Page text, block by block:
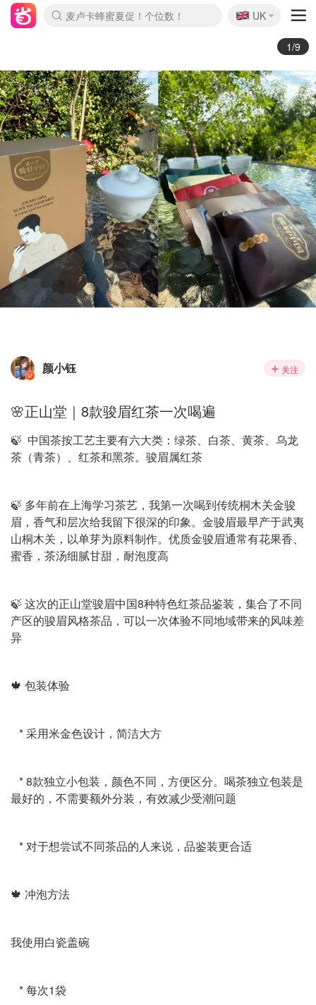
Prada/Miu 4.8折！
🇬🇧
UK
2/9
颜小钰 关注
🌸正山堂｜8款骏眉红茶一次喝遍
🍃 中国茶按工艺主要有六大类：绿茶、白茶、黄茶、乌龙
茶（青茶）、红茶和黑茶。骏眉属红茶
🍃 多年前在上海学习茶艺，我第一次喝到传统桐木关金骏
眉，香气和层次给我留下很深的印象。金骏眉最早产于武夷
山桐木关，以单芽为原料制作。优质金骏眉通常有花果香、
蜜香，茶汤细腻甘甜，耐泡度高
🍃 这次的正山堂骏眉中国8种特色红茶品鉴装，集合了不同
产区的骏眉风格茶品，可以一次体验不同地域带来的风味差
异
🍁 包装体验
* 采用米金色设计，简洁大方
* 8款独立小包装，颜色不同，方便区分。喝茶独立包装是
最好的，不需要额外分装，有效减少受潮问题
* 对于想尝试不同茶品的人来说，品鉴装更合适
🍁 冲泡方法
我使用白瓷盖碗
* 每次1袋